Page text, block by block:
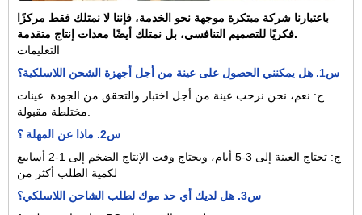
باعتبارنا شركة مبتكرة موجهة نحو الخدمة، فإننا لا نمتلك فقط مركزًا
فكريًا للتصميم التنافسي، بل نمتلك أيضًا معدات إنتاج متقدمة.
التعليمات
س1. هل يمكنني الحصول على عينة من أجل أجهزة الشحن اللاسلكية؟
ج: نعم، نحن نرحب عينة من أجل اختبار والتحقق من الجودة. عينات
س2. ماذا عن المهلة ؟
ج: تحتاج العينة إلى 3-5 أيام، ويحتاج وقت الإنتاج الضخم إلى 1-2 أسابيع
لكمية الطلب أكثر من
س3. هل لديك أي حد موك لطلب الشاحن اللاسلكي؟